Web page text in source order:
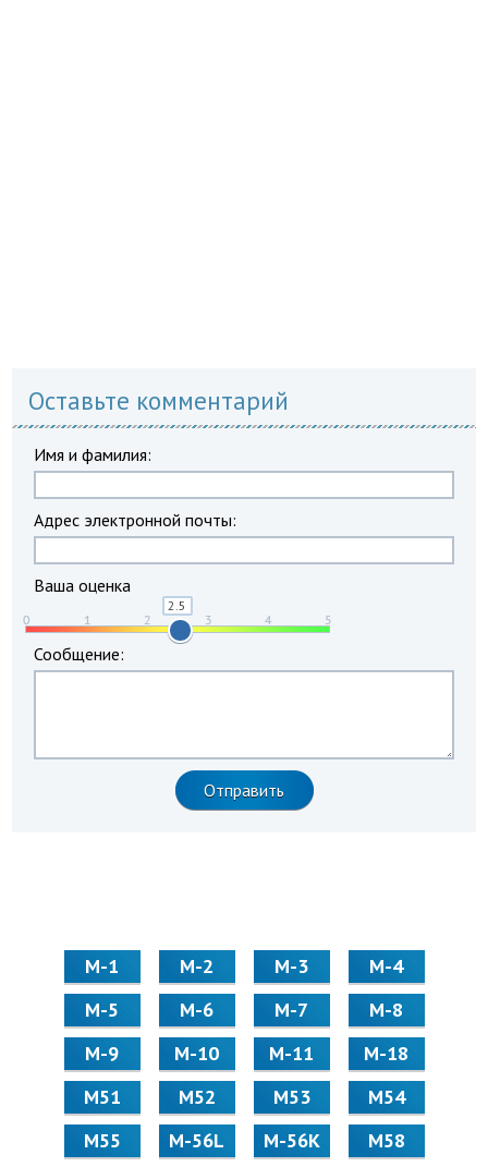
Оставьте комментарий
Имя и фамилия:
Адрес электронной почты:
Ваша оценка
Сообщение:
М-1 М-2 М-3
М-4
М-5
М-6 М-7
М-8
М-9
М-10 М-11
М-18
М51
М52 М53
М54
М55
M-56L M-56K
М58